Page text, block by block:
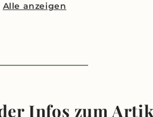
Alle anzeigen
Infos zum